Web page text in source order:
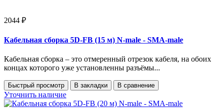
2044 ₽
Кабельная сборка 5D-FB (15 м) N-male - SMA-male
Кабельная сборка – это отмеренный отрезок кабеля, на обоих
концах которого уже установленны разъёмы...
Быстрый просмотр В закладки В сравнение
Уточнить наличие